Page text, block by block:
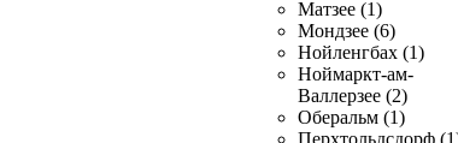
Матзее (1)
Мондзее (6)
Нойленгбах (1)
Ноймаркт-ам-
Валлерзее (2)
Оберальм (1)
Перхтольдсдорф